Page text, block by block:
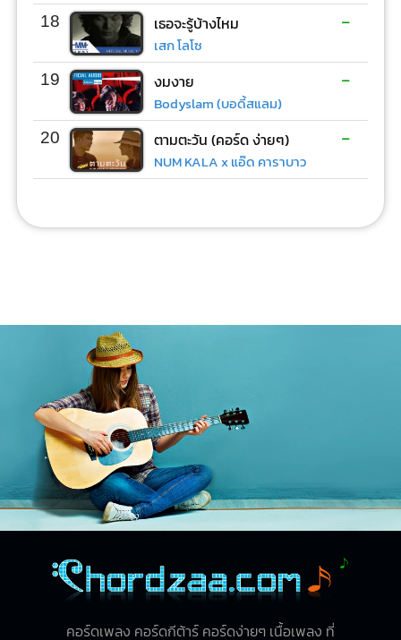
18 เธอจะรู้บ้างไหม
เสก โลโซ
-
19 งมงาย
Bodyslam (บอดี้สแลม)
-
20 ตามตะวัน (คอร์ด ง่ายๆ)
NUM KALA x แอ๊ด คาราบาว
-
คอร์ดเพลง คอร์ดกีต้าร์ คอร์ดง่ายๆ เนื้อเพลง ที่